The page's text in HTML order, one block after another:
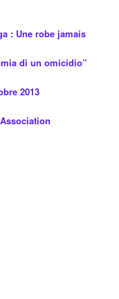
: Une robe jamais
di un omicidio”
2013